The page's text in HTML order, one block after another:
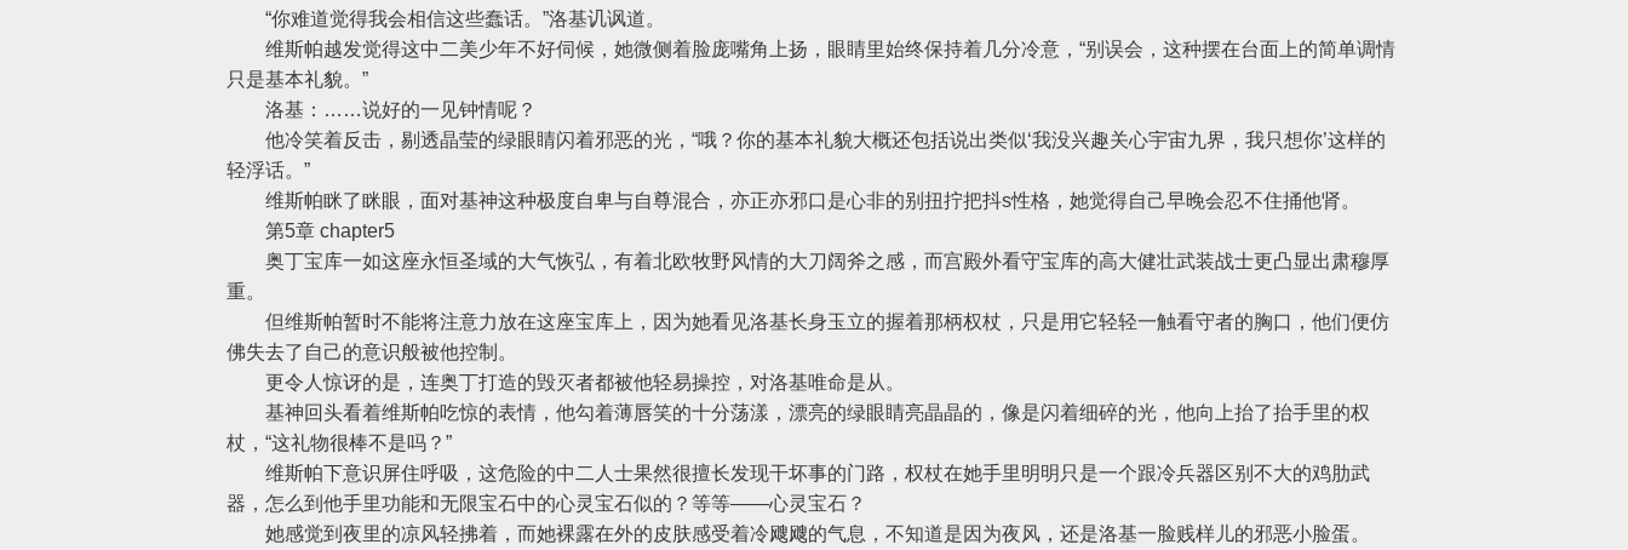
“你难道觉得我会相信这些蠢话。”洛基讥讽道。
维斯帕越发觉得这中二美少年不好伺候，她微侧着脸庞嘴角上扬，眼睛里始终保持着几分冷意，“别误会，这种摆在台面上的简单调情
只是基本礼貌。”
洛基：……说好的一见钟情呢？
他冷笑着反击，剔透晶莹的绿眼睛闪着邪恶的光，“哦？你的基本礼貌大概还包括说出类似‘我没兴趣关心宇宙九界，我只想你’这样的
轻浮话。”
维斯帕眯了眯眼，面对基神这种极度自卑与自尊混合，亦正亦邪口是心非的别扭拧把抖s性格，她觉得自己早晚会忍不住捅他肾。
第5章 chapter5
奥丁宝库一如这座永恒圣域的大气恢弘，有着北欧牧野风情的大刀阔斧之感，而宫殿外看守宝库的高大健壮武装战士更凸显出肃穆厚
重。
但维斯帕暂时不能将注意力放在这座宝库上，因为她看见洛基长身玉立的握着那柄权杖，只是用它轻轻一触看守者的胸口，他们便仿
佛失去了自己的意识般被他控制。
更令人惊讶的是，连奥丁打造的毁灭者都被他轻易操控，对洛基唯命是从。
基神回头看着维斯帕吃惊的表情，他勾着薄唇笑的十分荡漾，漂亮的绿眼睛亮晶晶的，像是闪着细碎的光，他向上抬了抬手里的权
杖，“这礼物很棒不是吗？”
维斯帕下意识屏住呼吸，这危险的中二人士果然很擅长发现干坏事的门路，权杖在她手里明明只是一个跟冷兵器区别不大的鸡肋武
器，怎么到他手里功能和无限宝石中的心灵宝石似的？等等——心灵宝石？
她感觉到夜里的凉风轻拂着，而她裸露在外的皮肤感受着冷飕飕的气息，不知道是因为夜风，还是洛基一脸贱样儿的邪恶小脸蛋。